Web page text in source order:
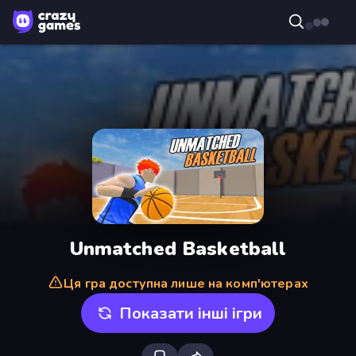
Unmatched Basketball
Ця гра доступна лише на комп'ютерах
Показати інші ігри